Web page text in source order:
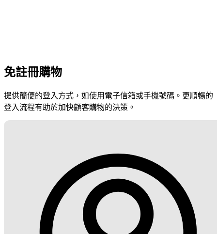
免註冊購物
提供簡便的登入方式，如使用電子信箱或手機號碼。更順暢的
登入流程有助於加快顧客購物的決策。